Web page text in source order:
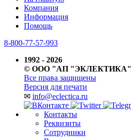
Компания
Информация
Помощь
8-800-77-57-993
1992 - 2026
© ООО "АП "ЭКЛЕКТИКА"
Все права защищены
Версия для печати
✉ info@eclectica.ru
Контакты
Реквизиты
Сотрудники